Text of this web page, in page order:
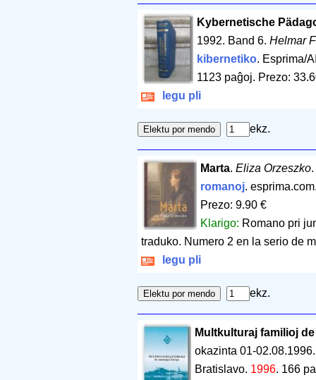
Kybernetische
1992. Band 6. Helmar
kibernetiko. Esprima/
1123 paĝoj. Prezo:
legu pli
ekz.
Marta.Eliza Orzeszko
romanoj.
Prezo: 9.90 €
Klarigo: Romano pri
traduko. Numero 2 en la serio de
legu pli
ekz.
Multkulturaj familioj
okazinta 01-
Bratislavo. 1996. 166